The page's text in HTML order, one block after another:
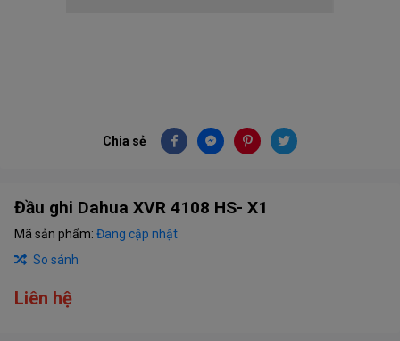
Chia sẻ
Đầu ghi Dahua XVR 4108 HS- X1
Mã sản phẩm: Đang cập nhật
So sánh
Liên hệ